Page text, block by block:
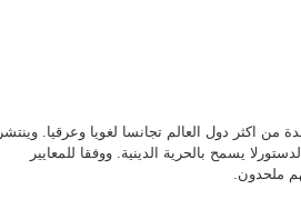
24 مليون نسمة، وهي واحدة من اكثر دول العالم تجانسا لغويا وعرقيا. وينتشر
يسمح بالحرية الدينية. ووفقا للمعايير
ملحدون.